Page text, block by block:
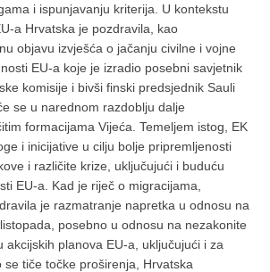
i ispunjavanju kriterija. U kontekstu
a Hrvatska je pozdravila, kao
objavu izvješća o jačanju civilne i vojne
EU-a koje je izradio posebni savjetnik
komisije i bivši finski predsjednik Sauli
se u narednom razdoblju dalje
formacijama Vijeća. Temeljem istog, EK
i inicijative u cilju bolje pripremljenosti
i različite krize, uključujući i buduću
EU-a. Kad je riječ o migracijama,
je razmatranje napretka u odnosu na
posebno u odnosu na nezakonite
akcijskih planova EU-a, uključujući i za
se tiče točke proširenja, Hrvatska